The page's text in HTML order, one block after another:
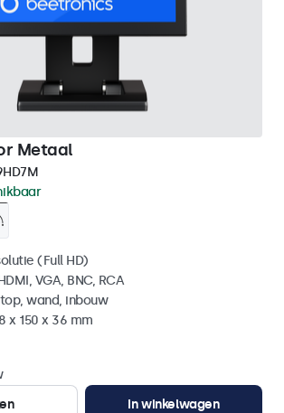
Metaal
(Full HD)
VGA, BNC, RCA
wand, inbouw
x 150 x 36 mm
In winkelwagen